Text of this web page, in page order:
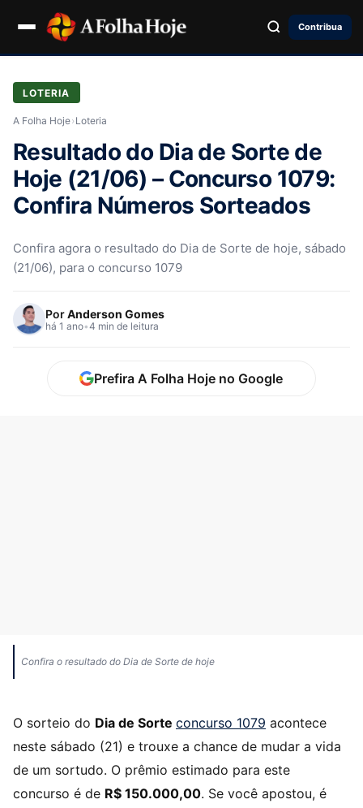
Contribua
LOTERIA
A Folha Hoje› Loteria
Resultado do Dia de Sorte de
Hoje (21/06) – Concurso 1079:
Confira Números Sorteados
Confira agora o resultado do Dia de Sorte de hoje, sábado
(21/06), para o concurso 1079
PorAnderson Gomes
há 1 ano•4 min de leitura
Prefira A Folha Hoje no Google
Confira o resultado do Dia de Sorte de hoje
O sorteio do Dia de Sorte concurso 1079 acontece
neste sábado (21) e trouxe a chance de mudar a vida
de um sortudo. O prêmio estimado para este
concurso é de R$ 150.000,00. Se você apostou, é